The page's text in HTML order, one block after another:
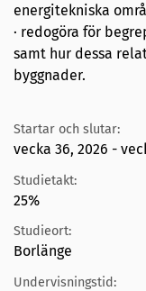
energitekniska
· redogöra för
samt hur dessa
byggnader.
Startar och slutar:
vecka 36, 2026 -
Studietakt:
25%
Studieort:
Borlänge
Undervisningstid: